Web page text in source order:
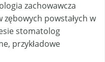
zachowawcza
powstałych w
stomatolog
przykładowe